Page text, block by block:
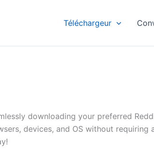
Téléchargeur
downloading your preferred
devices, and OS without requiring